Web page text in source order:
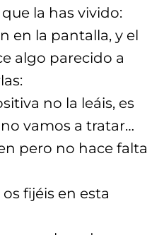
la has vivido:
en la pantalla, y el
algo parecido a
no la leáis, es
vamos a tratar…
pero no hace falta
fijéis en esta